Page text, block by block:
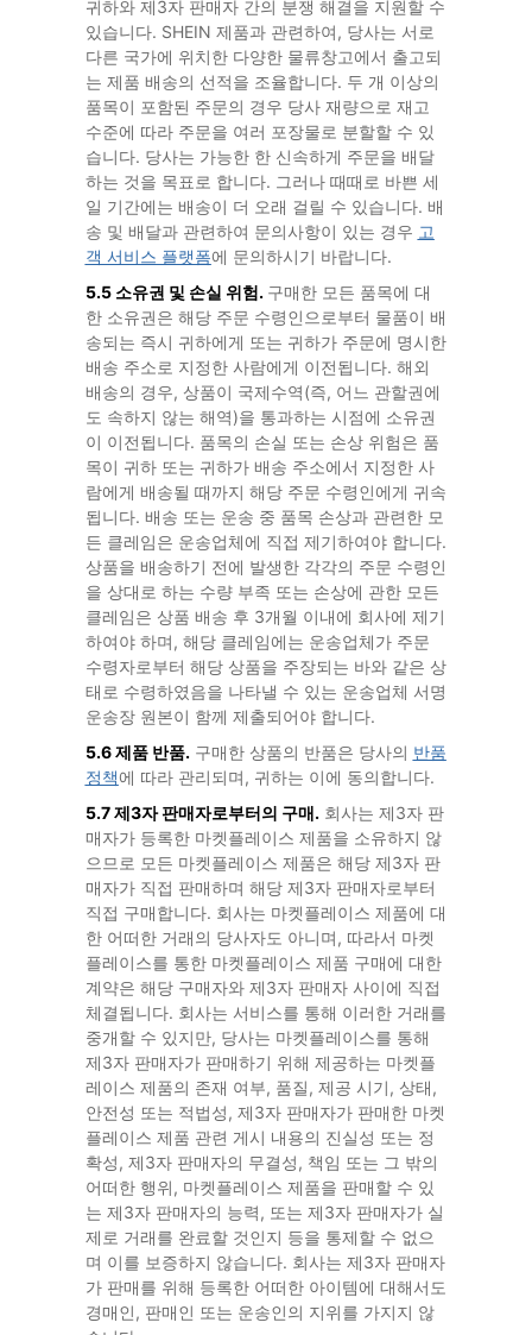
귀하와 제3자 판매자 간의 분쟁 해결을 지원할 수
있습니다. SHEIN 제품과 관련하여, 당사는 서로
다른 국가에 위치한 다양한 물류창고에서 출고되
는 제품 배송의 선적을 조율합니다. 두 개 이상의
품목이 포함된 주문의 경우 당사 재량으로 재고
수준에 따라 주문을 여러 포장물로 분할할 수 있
습니다. 당사는 가능한 한 신속하게 주문을 배달
하는 것을 목표로 합니다. 그러나 때때로 바쁜 세
일 기간에는 배송이 더 오래 걸릴 수 있습니다. 배
송 및 배달과 관련하여 문의사항이 있는 경우 고
객 서비스 플랫폼에 문의하시기 바랍니다.
5.5 소유권 및 손실 위험. 구매한 모든 품목에 대
한 소유권은 해당 주문 수령인으로부터 물품이 배
송되는 즉시 귀하에게 또는 귀하가 주문에 명시한
배송 주소로 지정한 사람에게 이전됩니다. 해외
배송의 경우, 상품이 국제수역(즉, 어느 관할권에
도 속하지 않는 해역)을 통과하는 시점에 소유권
이 이전됩니다. 품목의 손실 또는 손상 위험은 품
목이 귀하 또는 귀하가 배송 주소에서 지정한 사
람에게 배송될 때까지 해당 주문 수령인에게 귀속
됩니다. 배송 또는 운송 중 품목 손상과 관련한 모
든 클레임은 운송업체에 직접 제기하여야 합니다.
상품을 배송하기 전에 발생한 각각의 주문 수령인
을 상대로 하는 수량 부족 또는 손상에 관한 모든
클레임은 상품 배송 후 3개월 이내에 회사에 제기
하여야 하며, 해당 클레임에는 운송업체가 주문
수령자로부터 해당 상품을 주장되는 바와 같은 상
태로 수령하였음을 나타낼 수 있는 운송업체 서명
운송장 원본이 함께 제출되어야 합니다.
5.6 제품 반품.구매한 상품의 반품은 당사의 반품
정책에 따라 관리되며, 귀하는 이에 동의합니다.
5.7 제3자 판매자로부터의 구매.회사는 제3자 판
매자가 등록한 마켓플레이스 제품을 소유하지 않
으므로 모든 마켓플레이스 제품은 해당 제3자 판
매자가 직접 판매하며 해당 제3자 판매자로부터
직접 구매합니다. 회사는 마켓플레이스 제품에 대
한 어떠한 거래의 당사자도 아니며, 따라서 마켓
플레이스를 통한 마켓플레이스 제품 구매에 대한
계약은 해당 구매자와 제3자 판매자 사이에 직접
체결됩니다. 회사는 서비스를 통해 이러한 거래를
중개할 수 있지만, 당사는 마켓플레이스를 통해
제3자 판매자가 판매하기 위해 제공하는 마켓플
레이스 제품의 존재 여부, 품질, 제공 시기, 상태,
안전성 또는 적법성, 제3자 판매자가 판매한 마켓
플레이스 제품 관련 게시 내용의 진실성 또는 정
확성, 제3자 판매자의 무결성, 책임 또는 그 밖의
어떠한 행위, 마켓플레이스 제품을 판매할 수 있
는 제3자 판매자의 능력, 또는 제3자 판매자가 실
제로 거래를 완료할 것인지 등을 통제할 수 없으
며 이를 보증하지 않습니다. 회사는 제3자 판매자
가 판매를 위해 등록한 어떠한 아이템에 대해서도
경매인, 판매인 또는 운송인의 지위를 가지지 않